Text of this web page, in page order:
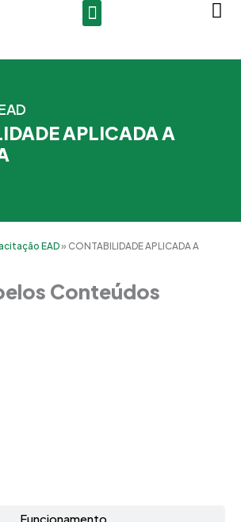
APLICADA A
EAD» CONTABILIDADE APLICADA A
Conteúdos
Funcionamento